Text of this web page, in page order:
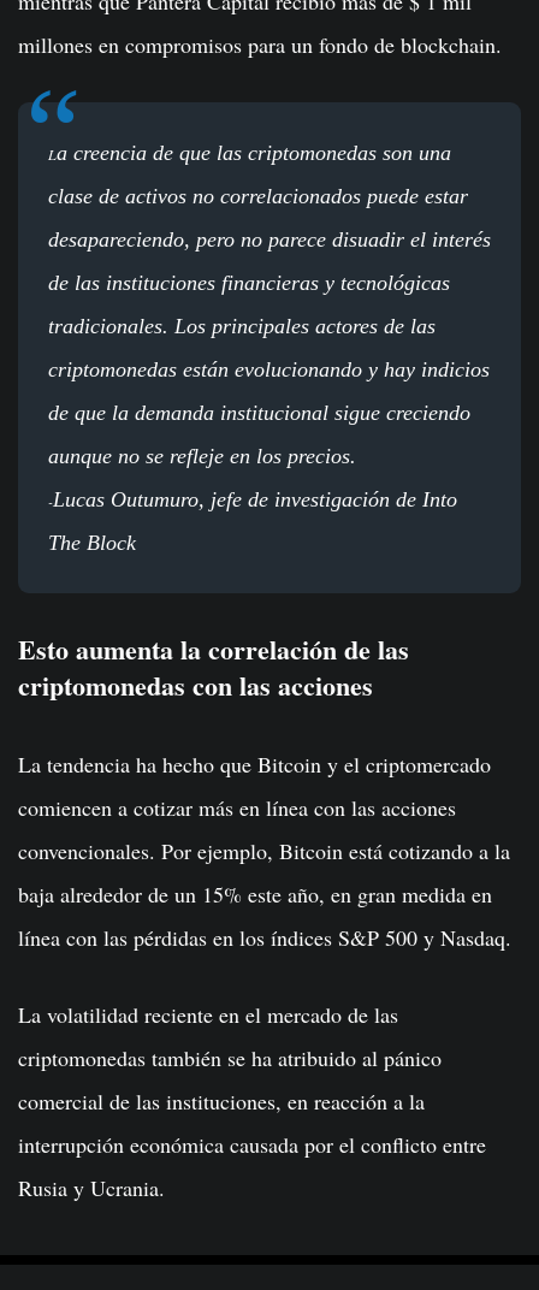
millones en compromisos para un fondo de blockchain.
La creencia de que las criptomonedas son una
clase de activos no correlacionados puede estar
desapareciendo, pero no parece disuadir el interés
de las instituciones financieras y tecnológicas
tradicionales. Los principales actores de las
criptomonedas están evolucionando y hay indicios
de que la demanda institucional sigue creciendo
aunque no se refleje en los precios.
-Lucas Outumuro, jefe de investigación de Into
The Block
Esto aumenta la correlación de las
criptomonedas con las acciones
La tendencia ha hecho que Bitcoin y el criptomercado
comiencen a cotizar más en línea con las acciones
convencionales. Por ejemplo, Bitcoin está cotizando a la
baja alrededor de un 15% este año, en gran medida en
línea con las pérdidas en los índices S&P 500 y Nasdaq.
La volatilidad reciente en el mercado de las
criptomonedas también se ha atribuido al pánico
comercial de las instituciones, en reacción a la
interrupción económica causada por el conflicto entre
Rusia y Ucrania.